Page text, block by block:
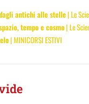
antichi alle stelle| Le
tempo e cosmo| Le
| MINICORSI ESTIVI